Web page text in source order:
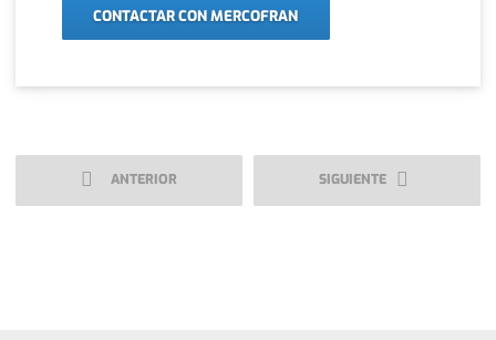
CONTACTAR CON MERCOFRAN
ANTERIOR SIGUIENTE